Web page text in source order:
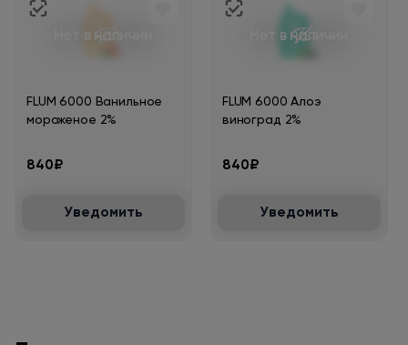
Нет в наличии
FLUM 6000 Ванильное
мороженое 2%
840₽
Уведомить
Нет в наличии
FLUM 6000 Алоэ
виноград 2%
840₽
Уведомить